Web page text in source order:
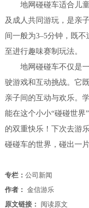
地网碰碰车适合儿
及成人共同游玩，是亲
间一般为3–5分钟，既
至进行趣味赛制玩法。
地网碰碰车不仅是
驶游戏和互动挑战。它
亲子间的互动与欢乐。
能在这个小小“碰碰世界
的双重快乐！ 下次去游
碰碰车的世界，碰出一
专栏： 公司新闻
作者： 金信游乐
原文链接：
阅读原文